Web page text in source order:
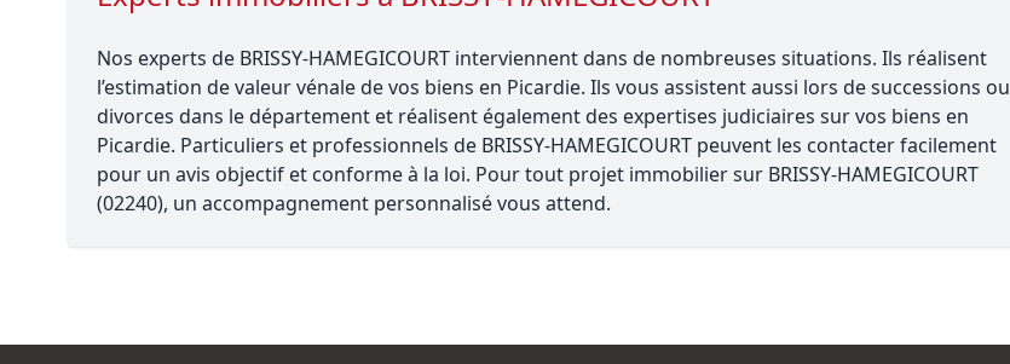
Nos experts de BRISSY-HAMEGICOURT interviennent dans de nombreuses situations. Ils réalisent
l’estimation de valeur vénale de vos biens en Picardie. Ils vous assistent aussi lors de successions ou
divorces dans le département et réalisent également des expertises judiciaires sur vos biens en
Picardie. Particuliers et professionnels de BRISSY-HAMEGICOURT peuvent les contacter facilement
pour un avis objectif et conforme à la loi. Pour tout projet immobilier sur BRISSY-HAMEGICOURT
(02240), un accompagnement personnalisé vous attend.